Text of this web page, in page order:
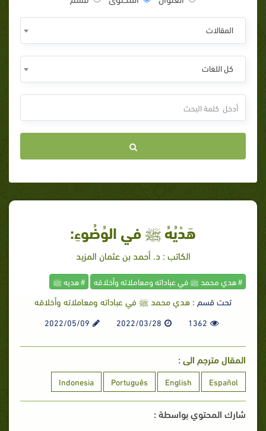
المقالات
كل اللغات
هَدْيُهُ ﷺ في الوُضُوءِ:
الكاتب : د. أحمد بن عثمان المزيد
# هدي محمد ﷺ في عباداته ومعاملاته وأخلاقه # هديه ﷺ
تحت قسم : هدي محمد ﷺ في عباداته ومعاملاته وأخلاقه
1362
2022/03/28
2022/05/09
المقال مترجم الى :
Español
English
Português
Indonesia
شارك المحتوي بواسطة :